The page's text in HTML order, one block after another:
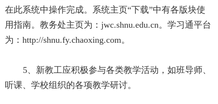
在此系统中操作完成。系统主页“下载”中有各版块使
用指南。教务处主页为： jwc.shnu.edu.cn。学习通平台
为： http://shnu.fy.chaoxing.com。
5、新教工应积极参与各类教学活动，如班导师、
听课、学校组织的各项教学研讨。